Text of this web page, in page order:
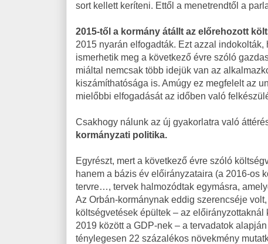
sort kellett keríteni. Ettől a menetrendtől a
2015-től a kormány átállt az előrehozott
2015 nyarán elfogadták. Ezt azzal
ismerhetik meg a következő évre szóló
miáltal nemcsak több idejük van az
kiszámíthatósága is. Amúgy ez megfelelt az
mielőbbi elfogadását az időben való
Csakhogy nálunk az új gyakorlatra való
kormányzati politika.
Egyrészt, mert a következő évre szóló
hanem a bázis év előirányzataira (a 2016-os
tervre…, tervek halmozódtak egymásra,
Az Orbán-kormánynak eddig szerencséje
költségvetések épültek – az
2019 között a GDP-nek – a tervadatok
ténylegesen 22 százalékos növekmény